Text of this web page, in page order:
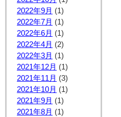
2022年9月 (1)
2022年7月 (1)
2022年6月 (1)
2022年4月 (2)
2022年3月 (1)
2021年12月 (1)
2021年11月 (3)
2021年10月 (1)
2021年9月 (1)
2021年8月 (1)